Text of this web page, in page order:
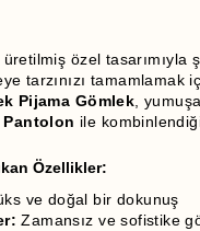
özel tasarımıyla
tarzınızı tamamlamak
Pijama Gömlek,
Pantolon ile
Özellikler:
ve doğal bir dokunuş
Zamansız ve sofistike